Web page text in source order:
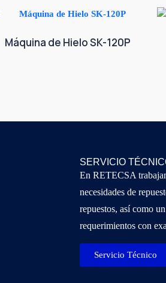
Máquina de Hielo SK-120P
SERVICIO
En RETECSA
necesidades de
repuestos, así como
requerimientos con
Servicio Técnico